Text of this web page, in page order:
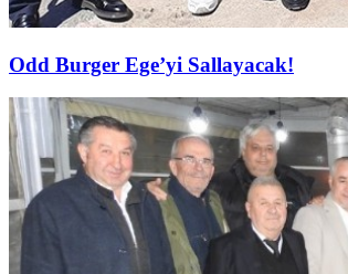
Odd Burger Ege’yi Sallayacak!